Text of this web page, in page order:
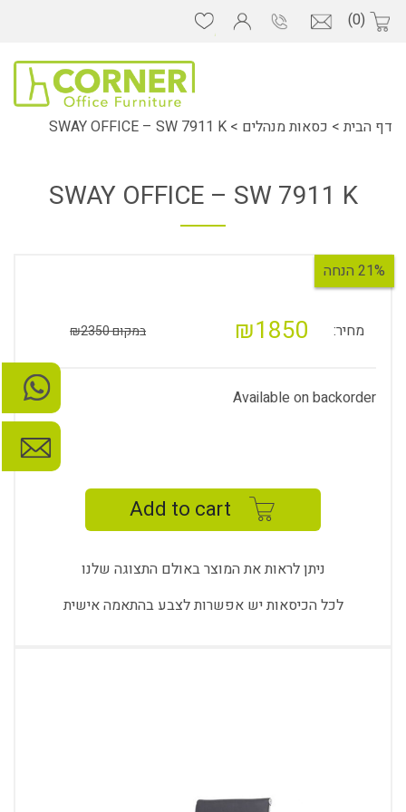
(0)
דף הבית > כסאות מנהלים >
SWAY OFFICE – SW 7911 K
SWAY OFFICE – SW 7911 K
21% הנחה
מחיר: ₪1850 במקום ₪2350
Available on backorder
Add to cart
ניתן לראות את המוצר באולם התצוגה שלנו
לכל הכיסאות יש אפשרות לצבע בהתאמה אישית